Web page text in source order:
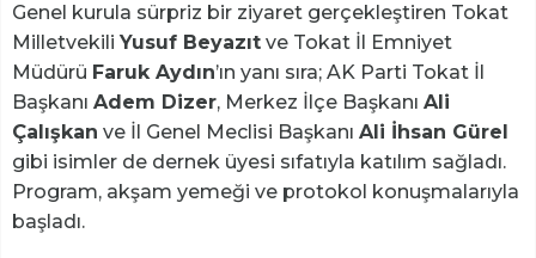
Genel kurula sürpriz bir ziyaret gerçekleştiren Tokat
Milletvekili Yusuf Beyazıt ve Tokat İl Emniyet
Müdürü Faruk Aydın’ın yanı sıra; AK Parti Tokat İl
Başkanı Adem Dizer, Merkez İlçe Başkanı Ali
Çalışkan ve İl Genel Meclisi Başkanı Ali İhsan Gürel
gibi isimler de dernek üyesi sıfatıyla katılım sağladı.
Program, akşam yemeği ve protokol konuşmalarıyla
başladı.